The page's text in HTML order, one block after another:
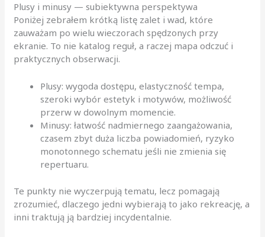
Plusy i minusy — subiektywna perspektywa
Poniżej zebrałem krótką listę zalet i wad, które
zauważam po wielu wieczorach spędzonych przy
ekranie. To nie katalog reguł, a raczej mapa odczuć i
praktycznych obserwacji.
Plusy: wygoda dostępu, elastyczność tempa,
szeroki wybór estetyk i motywów, możliwość
przerw w dowolnym momencie.
Minusy: łatwość nadmiernego zaangażowania,
czasem zbyt duża liczba powiadomień, ryzyko
monotonnego schematu jeśli nie zmienia się
repertuaru.
Te punkty nie wyczerpują tematu, lecz pomagają
zrozumieć, dlaczego jedni wybierają to jako rekreację, a
inni traktują ją bardziej incydentalnie.